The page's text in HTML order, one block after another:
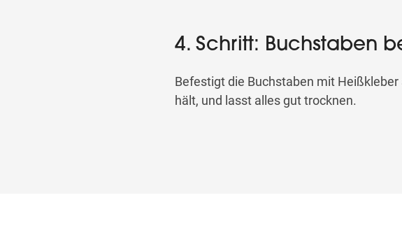
4. Schritt: Buchstaben
Befestigt die Buchstaben mit
hält, und lasst alles gut trocknen.